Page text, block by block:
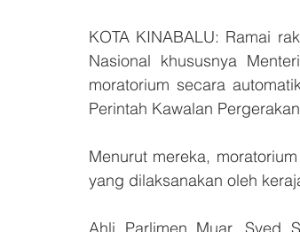
KOTA KINABALU: Ramai
Nasional khususnya
moratorium secara
Perintah Kawalan
Menurut mereka,
yang dilaksanakan oleh
Ahli Parlimen Muar, Syed